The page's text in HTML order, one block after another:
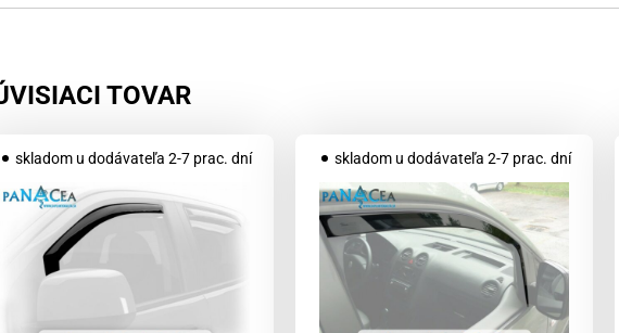
TOVAR
skladom u dodávateľa 2-7 prac. dní skladom u dodávateľa 2-7 prac. dní